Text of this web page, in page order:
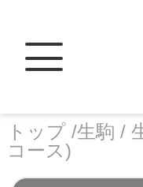
トップ /生駒 /
コース)